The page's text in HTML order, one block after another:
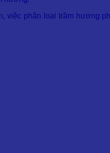
việc phân loại trầm hương